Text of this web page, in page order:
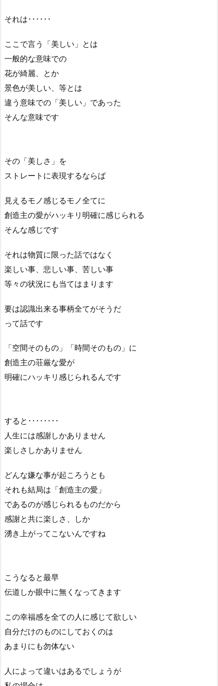
それは･･････
ここで言う「美しい」とは
一般的な意味での
花が綺麗、とか
景色が美しい、等とは
違う意味での「美しい」であった
そんな意味です
その「美しさ」を
ストレートに表現するならば
見えるモノ感じるモノ全てに
創造主の愛がハッキリ明確に感じられる
そんな感じです
それは物質に限った話ではなく
楽しい事、悲しい事、苦しい事
等々の状況にも当てはまります
要は認識出来る事柄全てがそうだ
って話です
「空間そのもの」「時間そのもの」に
創造主の荘厳な愛が
明確にハッキリ感じられるんです
すると････････
人生には感謝しかありません
楽しさしかありません
どんな嫌な事が起ころうとも
それも結局は「創造主の愛」
であるのが感じられるものだから
感謝と共に楽しさ、しか
湧き上がってこないんですね
こうなると最早
伝道しか眼中に無くなってきます
この幸福感を全ての人に感じて欲しい
自分だけのものにしておくのは
あまりにも勿体ない
人によって違いはあるでしょうが